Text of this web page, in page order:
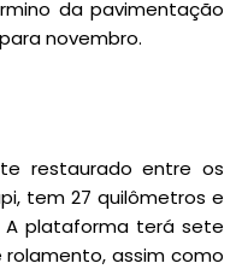
da pavimentação
novembro.
restaurado entre os
tem 27 quilômetros e
A plataforma terá sete
assim como